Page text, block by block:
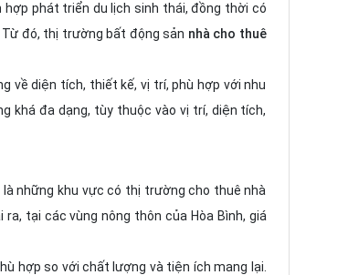
hợp phát triển du lịch sinh thái, đồng thời có
đó, thị trường bất động sản nhà cho thuê
về diện tích, thiết kế, vị trí, phù hợp với nhu
khá đa dạng, tùy thuộc vào vị trí, diện tích,
là những khu vực có thị trường cho thuê nhà
tại các vùng nông thôn của Hòa Bình, giá
hợp so với chất lượng và tiện ích mang lại.